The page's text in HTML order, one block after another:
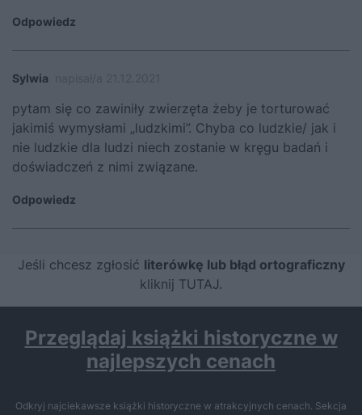
Odpowiedz
Sylwia
pytam się co zawiniły zwierzęta żeby je torturować
jakimiś wymysłami „ludzkimi”. Chyba co ludzkie/ jak i
nie ludzkie dla ludzi niech zostanie w kręgu badań i
doświadczeń z nimi związane.
Odpowiedz
Jeśli chcesz zgłosić literówkę lub błąd ortograficzny
kliknij TUTAJ.
Przeglądaj książki historyczne w
najlepszych cenach
Odkryj najciekawsze książki historyczne w atrakcyjnych cenach. Sekcja